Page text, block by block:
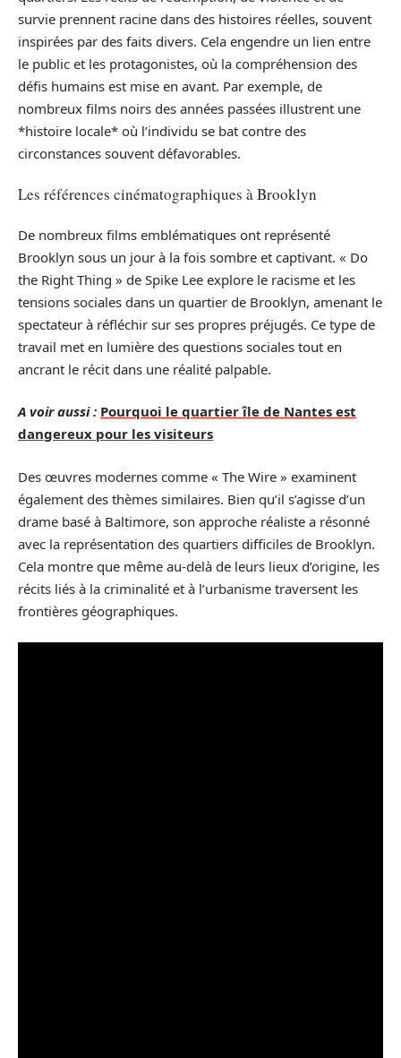
survie prennent racine dans des histoires réelles, souvent
inspirées par des faits divers. Cela engendre un lien entre
le public et les protagonistes, où la compréhension des
défis humains est mise en avant. Par exemple, de
nombreux films noirs des années passées illustrent une
*histoire locale* où l’individu se bat contre des
circonstances souvent défavorables.
Les références cinématographiques à Brooklyn
De nombreux films emblématiques ont représenté
Brooklyn sous un jour à la fois sombre et captivant. « Do
the Right Thing » de Spike Lee explore le racisme et les
tensions sociales dans un quartier de Brooklyn, amenant le
spectateur à réfléchir sur ses propres préjugés. Ce type de
travail met en lumière des questions sociales tout en
ancrant le récit dans une réalité palpable.
A voir aussi : Pourquoi le quartier île de Nantes est
dangereux pour les visiteurs
Des œuvres modernes comme « The Wire » examinent
également des thèmes similaires. Bien qu’il s’agisse d’un
drame basé à Baltimore, son approche réaliste a résonné
avec la représentation des quartiers difficiles de Brooklyn.
Cela montre que même au-delà de leurs lieux d’origine, les
récits liés à la criminalité et à l’urbanisme traversent les
frontières géographiques.